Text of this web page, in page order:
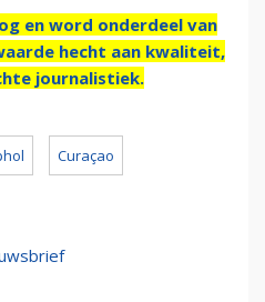
en word onderdeel van
hecht aan kwaliteit,
journalistiek.
Curaçao